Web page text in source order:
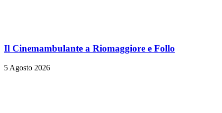
Il Cinemambulante a Riomaggiore e Follo
5 Agosto 2026